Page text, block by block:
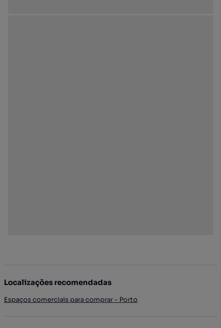
Localizações recomendadas
Espaços comerciais para comprar - Porto